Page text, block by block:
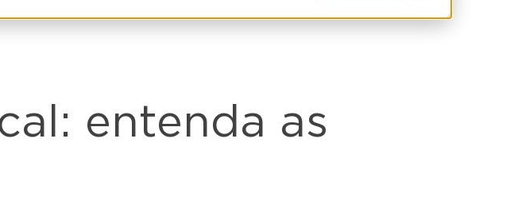
entenda as